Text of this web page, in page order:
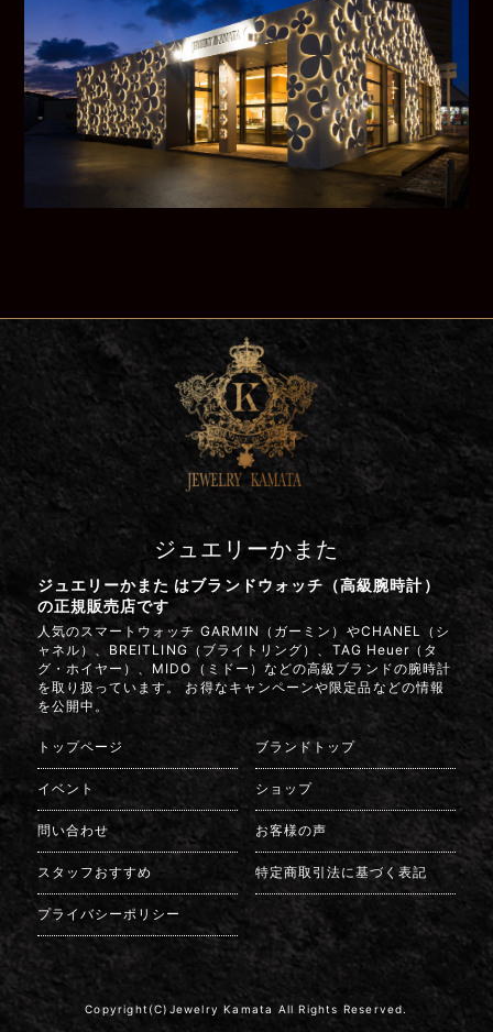
ジュエリーかまた
ジュエリーかまた はブランドウォッチ（高級腕時計）
の正規販売店です
人気のスマートウォッチ GARMIN（ガーミン）やCHANEL（シ
ャネル）、BREITLING（ブライトリング）、TAG Heuer（タ
グ・ホイヤー）、MIDO（ミドー）などの高級ブランドの腕時計
を取り扱っています。 お得なキャンペーンや限定品などの情報
を公開中。
トップページ ブランドトップ
イベント ショップ
問い合わせ お客様の声
スタッフおすすめ 特定商取引法に基づく表記
プライバシーポリシー
Copyright(C)Jewelry Kamata All Rights Reserved.